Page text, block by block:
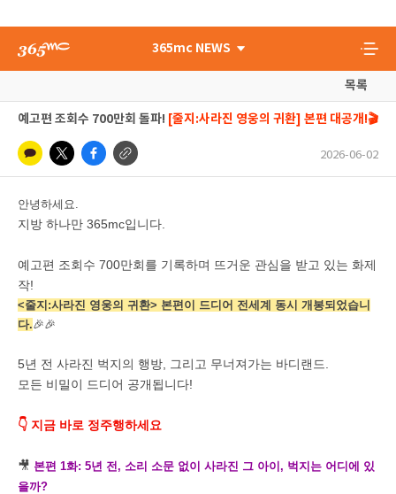
365mc NEWS
목록
예고편 조회수 700만회 돌파! [줄지:사라진 영웅의 귀환] 본편 대공개!🎬
2026-06-02
안녕하세요.
지방 하나만 365mc입니다.
예고편 조회수 700만회를 기록하며 뜨거운 관심을 받고 있는 화제
작!
<줄지:사라진 영웅의 귀환> 본편이 드디어 전세계 동시 개봉되었습니
다.🎉🎉
5년 전 사라진 벅지의 행방, 그리고 무너져가는 바디랜드.
모든 비밀이 드디어 공개됩니다!
👇 지금 바로 정주행하세요
🎥 본편 1화: 5년 전, 소리 소문 없이 사라진 그 아이, 벅지는 어디에 있
을까?